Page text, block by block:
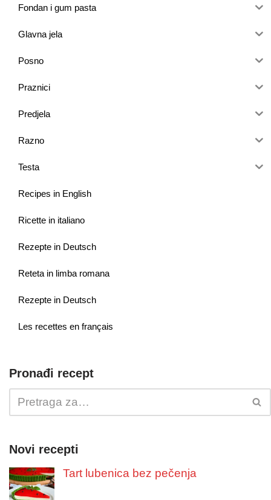
Fondan i gum pasta
Glavna jela
Posno
Praznici
Predjela
Razno
Testa
Recipes in English
Ricette in italiano
Rezepte in Deutsch
Reteta in limba romana
Rezepte in Deutsch
Les recettes en français
Pronađi recept
Novi recepti
Tart lubenica bez pečenja